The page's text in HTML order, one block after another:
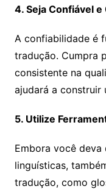
4. Seja Confiável
A confiabilidade é
tradução. Cumpra
consistente na
ajudará a construir
5. Utilize
Embora você deva
linguísticas,
tradução, como